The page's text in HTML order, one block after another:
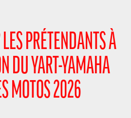
PRÉTENDANTS À
DU YART-YAMAHA
MOTOS 2026